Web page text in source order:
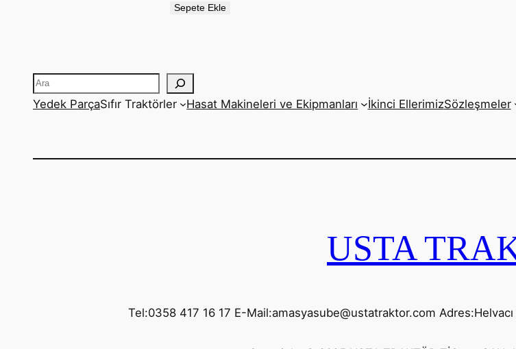
₺600,00.
Sepete Ekle
Ara
Yedek ParçaSıfır Traktörler Hasat Makineleri ve Ekipmanları İkinci EllerimizSözleşmeler
USTA
Tel:0358 417 16 17 E-Mail:amasyasube@ustatraktor.com